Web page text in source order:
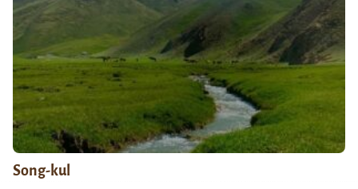
Song-kul